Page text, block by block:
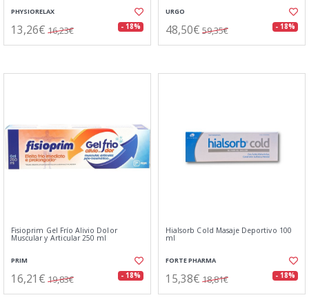
PHYSIORELAX
13,26€ 16,23€ - 18%
URGO
48,50€ 59,35€ - 18%
Fisioprim Gel Frío Alivio Dolor
Muscular y Articular 250 ml
PRIM
16,21€ 19,83€ - 18%
Hialsorb Cold Masaje Deportivo 100
ml
FORTE PHARMA
15,38€ 18,81€ - 18%